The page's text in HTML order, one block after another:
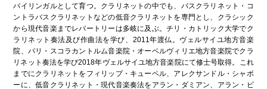
バイリンガルとして育つ。クラリネットの中でも、バスクラリネット・コ
ントラバスクラリネットなどの低音クラリネットを専門とし、クラシック
から現代音楽までレパートリーは多岐に及ぶ。チリ・カトリック大学でク
ラリネット奏法及び作曲法を学び、2011年渡仏。ヴェルサイユ地方音楽
院、パリ・スコラカントルム音楽院・オーベルヴィリエ地方音楽院でクラ
リネット奏法を学び2018年ヴェルサイユ地方音楽院にて修士号取得。これ
までにクラリネットをフィリップ・キューペル、アレクサンドル・シャボ
ーに、低音クラリネット・現代音楽奏法をアラン・ダミアン、アラン・ビ